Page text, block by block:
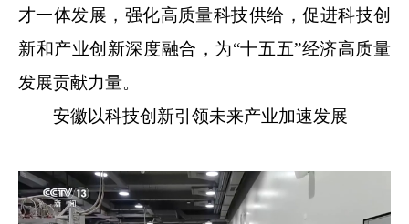
才一体发展，强化高质量科技供给，促进科技创
新和产业创新深度融合，为“十五五”经济高质量
发展贡献力量。
安徽以科技创新引领未来产业加速发展